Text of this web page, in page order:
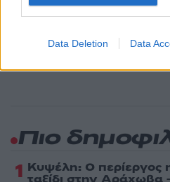
Data Deletion Data
Ακολουθήστε το Νewsit.gr στο
τελευταία νέατης ημέρας
Πιο
1 Κυψέλη: Ο περίεργος